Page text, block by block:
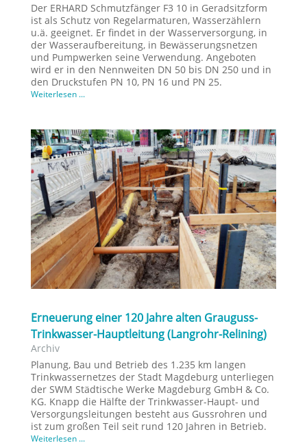
Der ERHARD Schmutzfänger F3 10 in Geradsitzform
ist als Schutz von Regelarmaturen, Wasserzählern
u.ä. geeignet. Er findet in der Wasserversorgung, in
der Wasseraufbereitung, in Bewässerungsnetzen
und Pumpwerken seine Verwendung. Angeboten
wird er in den Nennweiten DN 50 bis DN 250 und in
den Druckstufen PN 10, PN 16 und PN 25.
Weiterlesen ...
Erneuerung einer 120 Jahre alten Grauguss-
Trinkwasser-Hauptleitung (Langrohr-Relining)
Archiv
Planung, Bau und Betrieb des 1.235 km langen
Trinkwassernetzes der Stadt Magdeburg unterliegen
der SWM Städtische Werke Magdeburg GmbH & Co.
KG. Knapp die Hälfte der Trinkwasser-Haupt- und
Versorgungsleitungen besteht aus Gussrohren und
ist zum großen Teil seit rund 120 Jahren in Betrieb.
Weiterlesen ...